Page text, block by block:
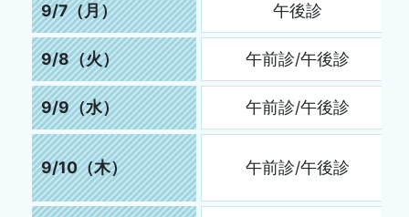
9/7（月） 午後診
9/8（火） 午前診/午後診
9/9（水） 午前診/午後診
9/10（木） 午前診/午後診